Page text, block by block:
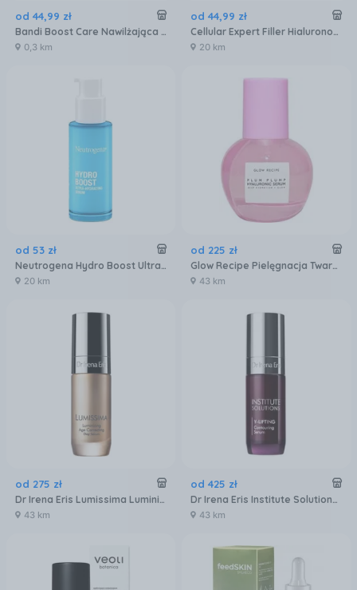
od 44,99 zł
Bandi Boost Care Nawilżająca Emulsja Z Witaminą C Nowej Generacji 50Ml
0,3 km
od 44,99 zł
Cellular Expert Filler Hialuronowe Serum Wypełniające Do Twarzy 30 ml
20 km
od 53 zł
Neutrogena Hydro Boost Ultranawilżające Serum Do Twarzy 30Ml
20 km
od 225 zł
Glow Recipe Pielęgnacja Twarzy Serum Plum Plump Hyaluronic Serum 30 ml
43 km
od 275 zł
Dr Irena Eris Lumissima Luminizing Age Correcting Day Serum Serum 30 ml
43 km
od 425 zł
Dr Irena Eris Institute Solutions Y Lifting Contouring Serum Face Chin & Neck Serum 30 ml
43 km